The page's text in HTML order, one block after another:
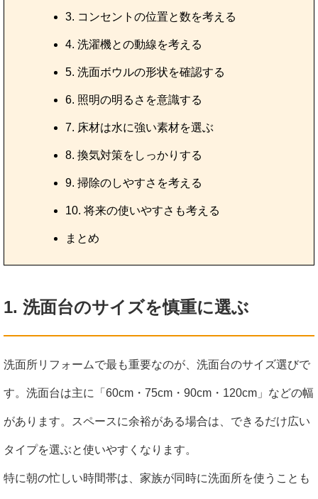
3. コンセントの位置と数を考える
4. 洗濯機との動線を考える
5. 洗面ボウルの形状を確認する
6. 照明の明るさを意識する
7. 床材は水に強い素材を選ぶ
8. 換気対策をしっかりする
9. 掃除のしやすさを考える
10. 将来の使いやすさも考える
まとめ
1. 洗面台のサイズを慎重に選ぶ
洗面所リフォームで最も重要なのが、洗面台のサイズ選びで
す。洗面台は主に「60cm・75cm・90cm・120cm」などの幅
があります。スペースに余裕がある場合は、できるだけ広い
タイプを選ぶと使いやすくなります。
特に朝の忙しい時間帯は、家族が同時に洗面所を使うことも